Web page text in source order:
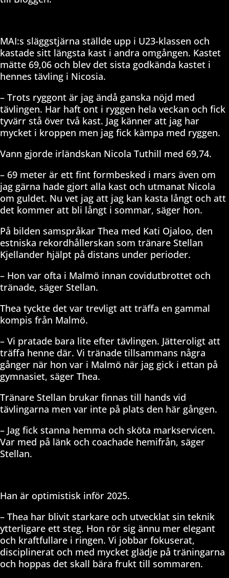
MAI:s släggstjärna ställde upp i U23-klassen och
kastade sitt längsta kast i andra omgången. Kastet
mätte 69,06 och blev det sista godkända kastet i
hennes tävling i Nicosia.
– Trots ryggont är jag ändå ganska nöjd med
tävlingen. Har haft ont i ryggen hela veckan och fick
tyvärr stå över två kast. Jag känner att jag har
mycket i kroppen men jag fick kämpa med ryggen.
Vann gjorde irländskan Nicola Tuthill med 69,74.
– 69 meter är ett fint formbesked i mars även om
jag gärna hade gjort alla kast och utmanat Nicola
om guldet. Nu vet jag att jag kan kasta långt och att
det kommer att bli långt i sommar, säger hon.
På bilden samspråkar Thea med Kati Ojaloo, den
estniska rekordhållerskan som tränare Stellan
Kjellander hjälpt på distans under perioder.
– Hon var ofta i Malmö innan covidutbrottet och
tränade, säger Stellan.
Thea tyckte det var trevligt att träffa en gammal
kompis från Malmö.
– Vi pratade bara lite efter tävlingen. Jätteroligt att
träffa henne där. Vi tränade tillsammans några
gånger när hon var i Malmö när jag gick i ettan på
gymnasiet, säger Thea.
Tränare Stellan brukar finnas till hands vid
tävlingarna men var inte på plats den här gången.
– Jag fick stanna hemma och sköta markservicen.
Var med på länk och coachade hemifrån, säger
Stellan.
Han är optimistisk inför 2025.
– Thea har blivit starkare och utvecklat sin teknik
ytterligare ett steg. Hon rör sig ännu mer elegant
och kraftfullare i ringen. Vi jobbar fokuserat,
disciplinerat och med mycket glädje på träningarna
och hoppas det skall bära frukt till sommaren.